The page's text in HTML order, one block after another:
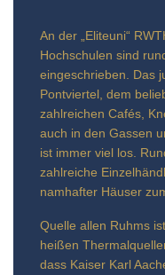
An der „Eliteuni“
Hochschulen sind
eingeschrieben. Das
Pontviertel, dem
zahlreichen Cafés,
auch in den Gassen
ist immer viel los.
zahlreiche
namhafter Häuser
Quelle allen Ruhms
heißen
dass Kaiser Karl